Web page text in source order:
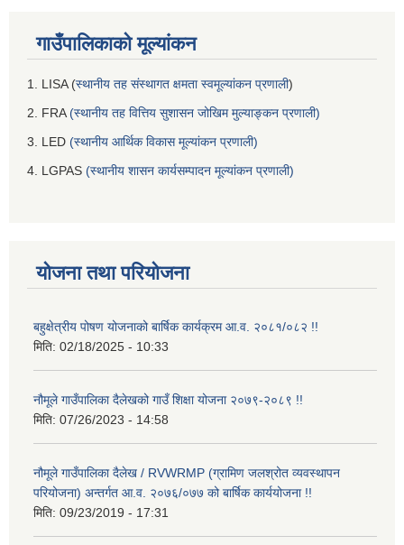
गाउँपालिकाको मूल्यांकन
1. LISA (स्थानीय तह संस्थागत क्षमता स्वमूल्यांकन प्रणाली)
2. FRA(स्थानीय तह वित्तिय सुशासन जोखिम मुल्याङ्कन प्रणाली)
3. LED (स्थानीय आर्थिक विकास मूल्यांकन प्रणाली)
4. LGPAS (स्थानीय शासन कार्यसम्पादन मूल्यांकन प्रणाली)
योजना तथा परियोजना
बहुक्षेत्रीय पोषण योजनाको बार्षिक कार्यक्रम आ.व. २०८१/०८२ !!
मिति: 02/18/2025 - 10:33
नौमूले गाउँपालिका दैलेखको गाउँ शिक्षा योजना २०७९-२०८९ !!
मिति: 07/26/2023 - 14:58
नौमूले गाउँपालिका दैलेख / RVWRMP (ग्रामिण जलश्रोत व्यवस्थापन
परियोजना) अन्तर्गत आ.व. २०७६/०७७ को बार्षिक कार्ययोजना !!
मिति: 09/23/2019 - 17:31